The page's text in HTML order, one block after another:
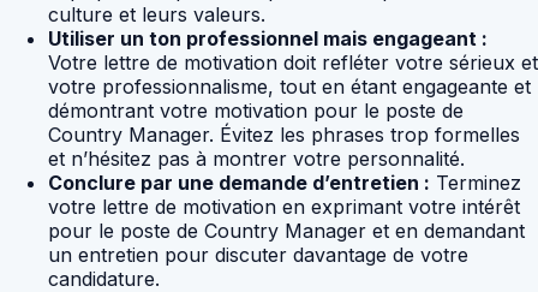
culture et leurs valeurs.
Utiliser un ton professionnel mais engageant :
Votre lettre de motivation doit refléter votre sérieux et
votre professionnalisme, tout en étant engageante et
démontrant votre motivation pour le poste de
Country Manager. Évitez les phrases trop formelles
et n’hésitez pas à montrer votre personnalité.
Conclure par une demande d’entretien : Terminez
votre lettre de motivation en exprimant votre intérêt
pour le poste de Country Manager et en demandant
un entretien pour discuter davantage de votre
candidature.